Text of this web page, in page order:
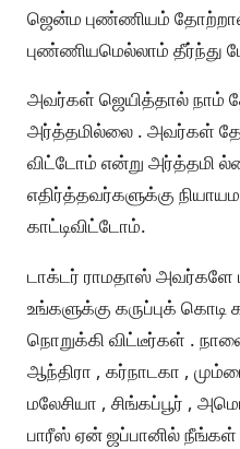
ஜென்ம புண்ணியம்
புண்ணியமெல்லாம் தீர்ந்து
அவர்கள் ஜெயித்தால் நாம்
அர்த்தமில்லை . அவர்கள்
விட்டோம் என்று அர்த்தமி
எதிர்த்தவர்களுக்கு
காட்டிவிட்டோம்.
டாக்டர் ராமதாஸ் அவர்களே
உங்களுக்கு கருப்புக்
நொறுக்கி விட்டீர்கள் .
ஆந்திரா , கர்நாடகா ,
மலேசியா , சிங்கப்பூர் ,
பாரீஸ் ஏன் ஜப்பானில்